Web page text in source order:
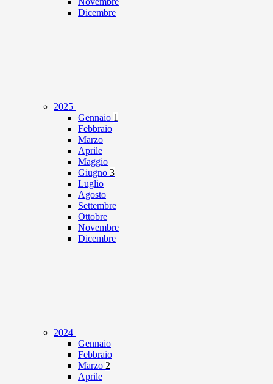
Dicembre
2025
Gennaio 1
Febbraio
Marzo
Aprile
Maggio
Giugno 3
Luglio
Agosto
Settembre
Ottobre
Novembre
Dicembre
2024
Gennaio
Febbraio
Marzo 2
Aprile